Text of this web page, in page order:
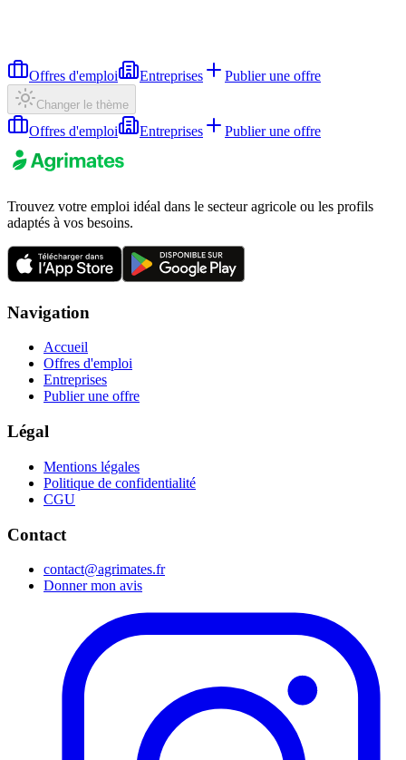
Offres d'emploi Entreprises Publier une offre
Changer le thème
Offres d'emploi Entreprises Publier une offre
Trouvez votre emploi idéal dans le secteur agricole ou les profils
adaptés à vos besoins.
Navigation
Accueil
Offres d'emploi
Entreprises
Publier une offre
Légal
Mentions légales
Politique de confidentialité
CGU
Contact
contact@agrimates.fr
Donner mon avis